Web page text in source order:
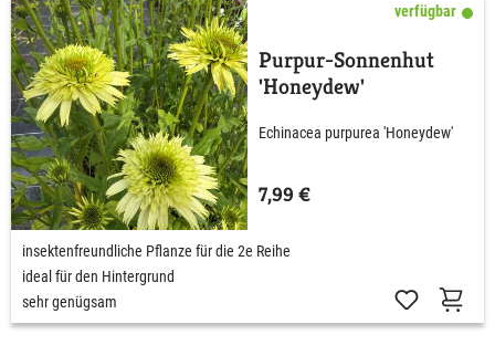
verfügbar
Purpur-Sonnenhut
'Honeydew'
Echinacea purpurea 'Honeydew'
7,99 €
insektenfreundliche Pflanze für die 2e Reihe
ideal für den Hintergrund
sehr genügsam